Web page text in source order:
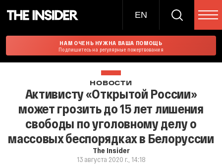
EN
НАМ ОЧЕНЬ НУЖНА ВАША ПОМОЩЬ
Подпишитесь на регулярные пожертвования
НОВОСТИ
Активисту «Открытой России»
может грозить до 15 лет лишения
свободы по уголовному делу о
массовых беспорядках в Белоруссии
The Insider
13 августа 2020 г., 14:18